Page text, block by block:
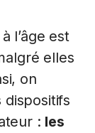
l’âge est
elles
on
: les